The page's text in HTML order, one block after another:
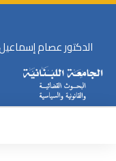
الدكتور عصام إسماعيل